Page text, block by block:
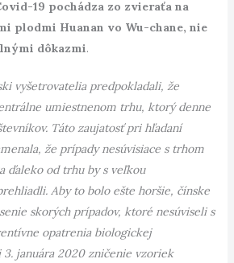
19 pochádza zo zvieraťa na
plodmi Huanan vo Wu-chane, nie
dôkazmi.
vyšetrovatelia predpokladali, že
umiestnenom trhu, ktorý denne
Táto zaujatosť pri hľadaní
že prípady nesúvisiace s trhom
ďaleko od trhu by s veľkou
Aby to bolo ešte horšie, čínske
skorých prípadov, ktoré nesúviseli s
opatrenia biologickej
januára 2020 zničenie vzoriek